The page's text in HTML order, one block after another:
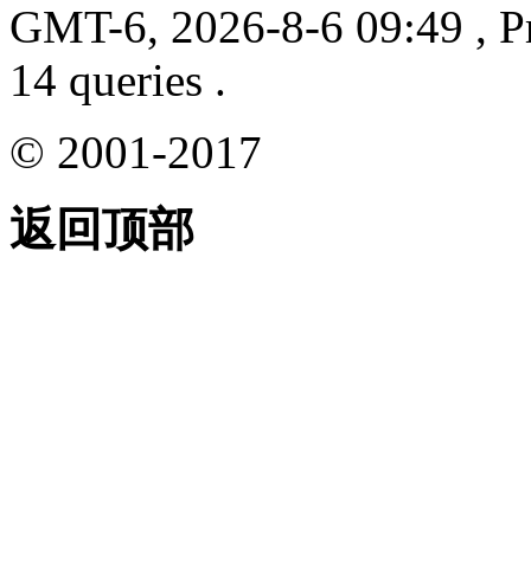
GMT-6, 2026-8-6 09:49 ,
14 queries .
© 2001-2017
返回顶部